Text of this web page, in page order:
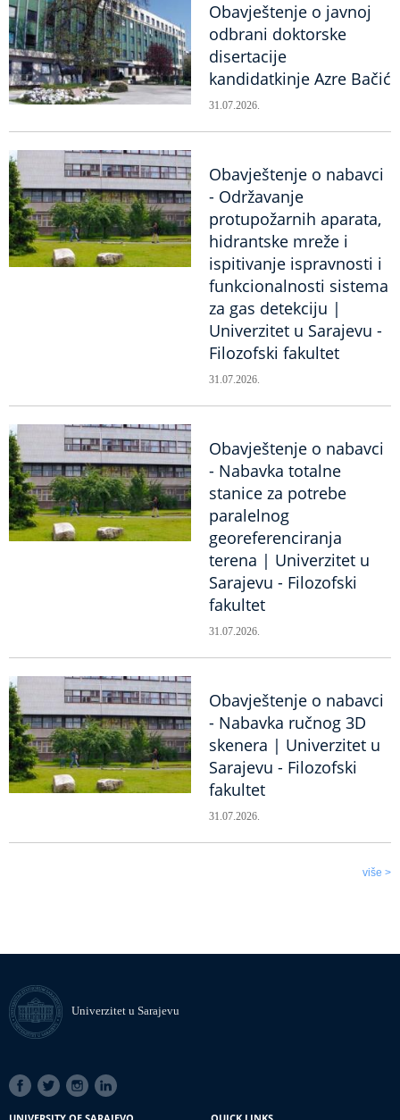
Obavještenje o javnoj
odbrani doktorske
disertacije
kandidatkinje Azre Bačić
31.07.2026.
Obavještenje o nabavci
- Održavanje
protupožarnih aparata,
hidrantske mreže i
ispitivanje ispravnosti i
funkcionalnosti sistema
za gas detekciju |
Univerzitet u Sarajevu -
Filozofski fakultet
31.07.2026.
Obavještenje o nabavci
- Nabavka totalne
stanice za potrebe
paralelnog
georeferenciranja
terena | Univerzitet u
Sarajevu - Filozofski
fakultet
31.07.2026.
Obavještenje o nabavci
- Nabavka ručnog 3D
skenera | Univerzitet u
Sarajevu - Filozofski
fakultet
31.07.2026.
više >
Univerzitet u Sarajevu
SOCIAL
LINKS